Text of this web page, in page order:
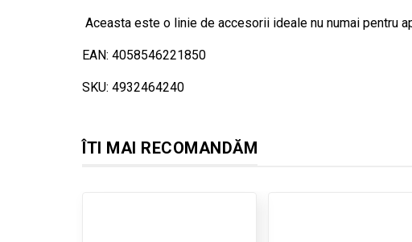
Aceasta este o linie de accesorii ideale nu numai pentru
EAN: 4058546221850
SKU: 4932464240
ÎTI MAI RECOMANDĂM